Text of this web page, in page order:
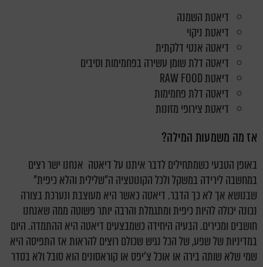
דיאטת השמנה
דיאטת ניקוי
דיאטה אנטי דלקתית
דיאטה דלת שומן עשירה בפחמימות וסיבים
דיאטת RAW FOOD
דיאטה דלת פחמימות
דיאטת צירופי מזונות
אז מה משמעות המילה?
באופן הטבעי כשמתחילים לדבר איתנו על דיאטה אנחנו ישר רצים
במחשבה לירידה במשקל ולכל הקונוטציה ה"שלילית והלא כיפית"
שבנושא אך לא כך הדבר. דיאטה כאשר היא מעוצבת ונערכת בצורה
נכונה יכולה להיות כיפית ומתגמלת והרבה יותר פשוטה ממה שאנחנו
חושבים ומכירים. הבעיה היחידה כשמבצעים דיאטה היא ההתמדה. היום
במדיניות של שפע, של הכל נגיש שכולם רוצים להראות אז התפיסה היא
שמי שלא שותה בירה או אוכל צ'יפס או קוראסונים הוא סובל ולא בסדר